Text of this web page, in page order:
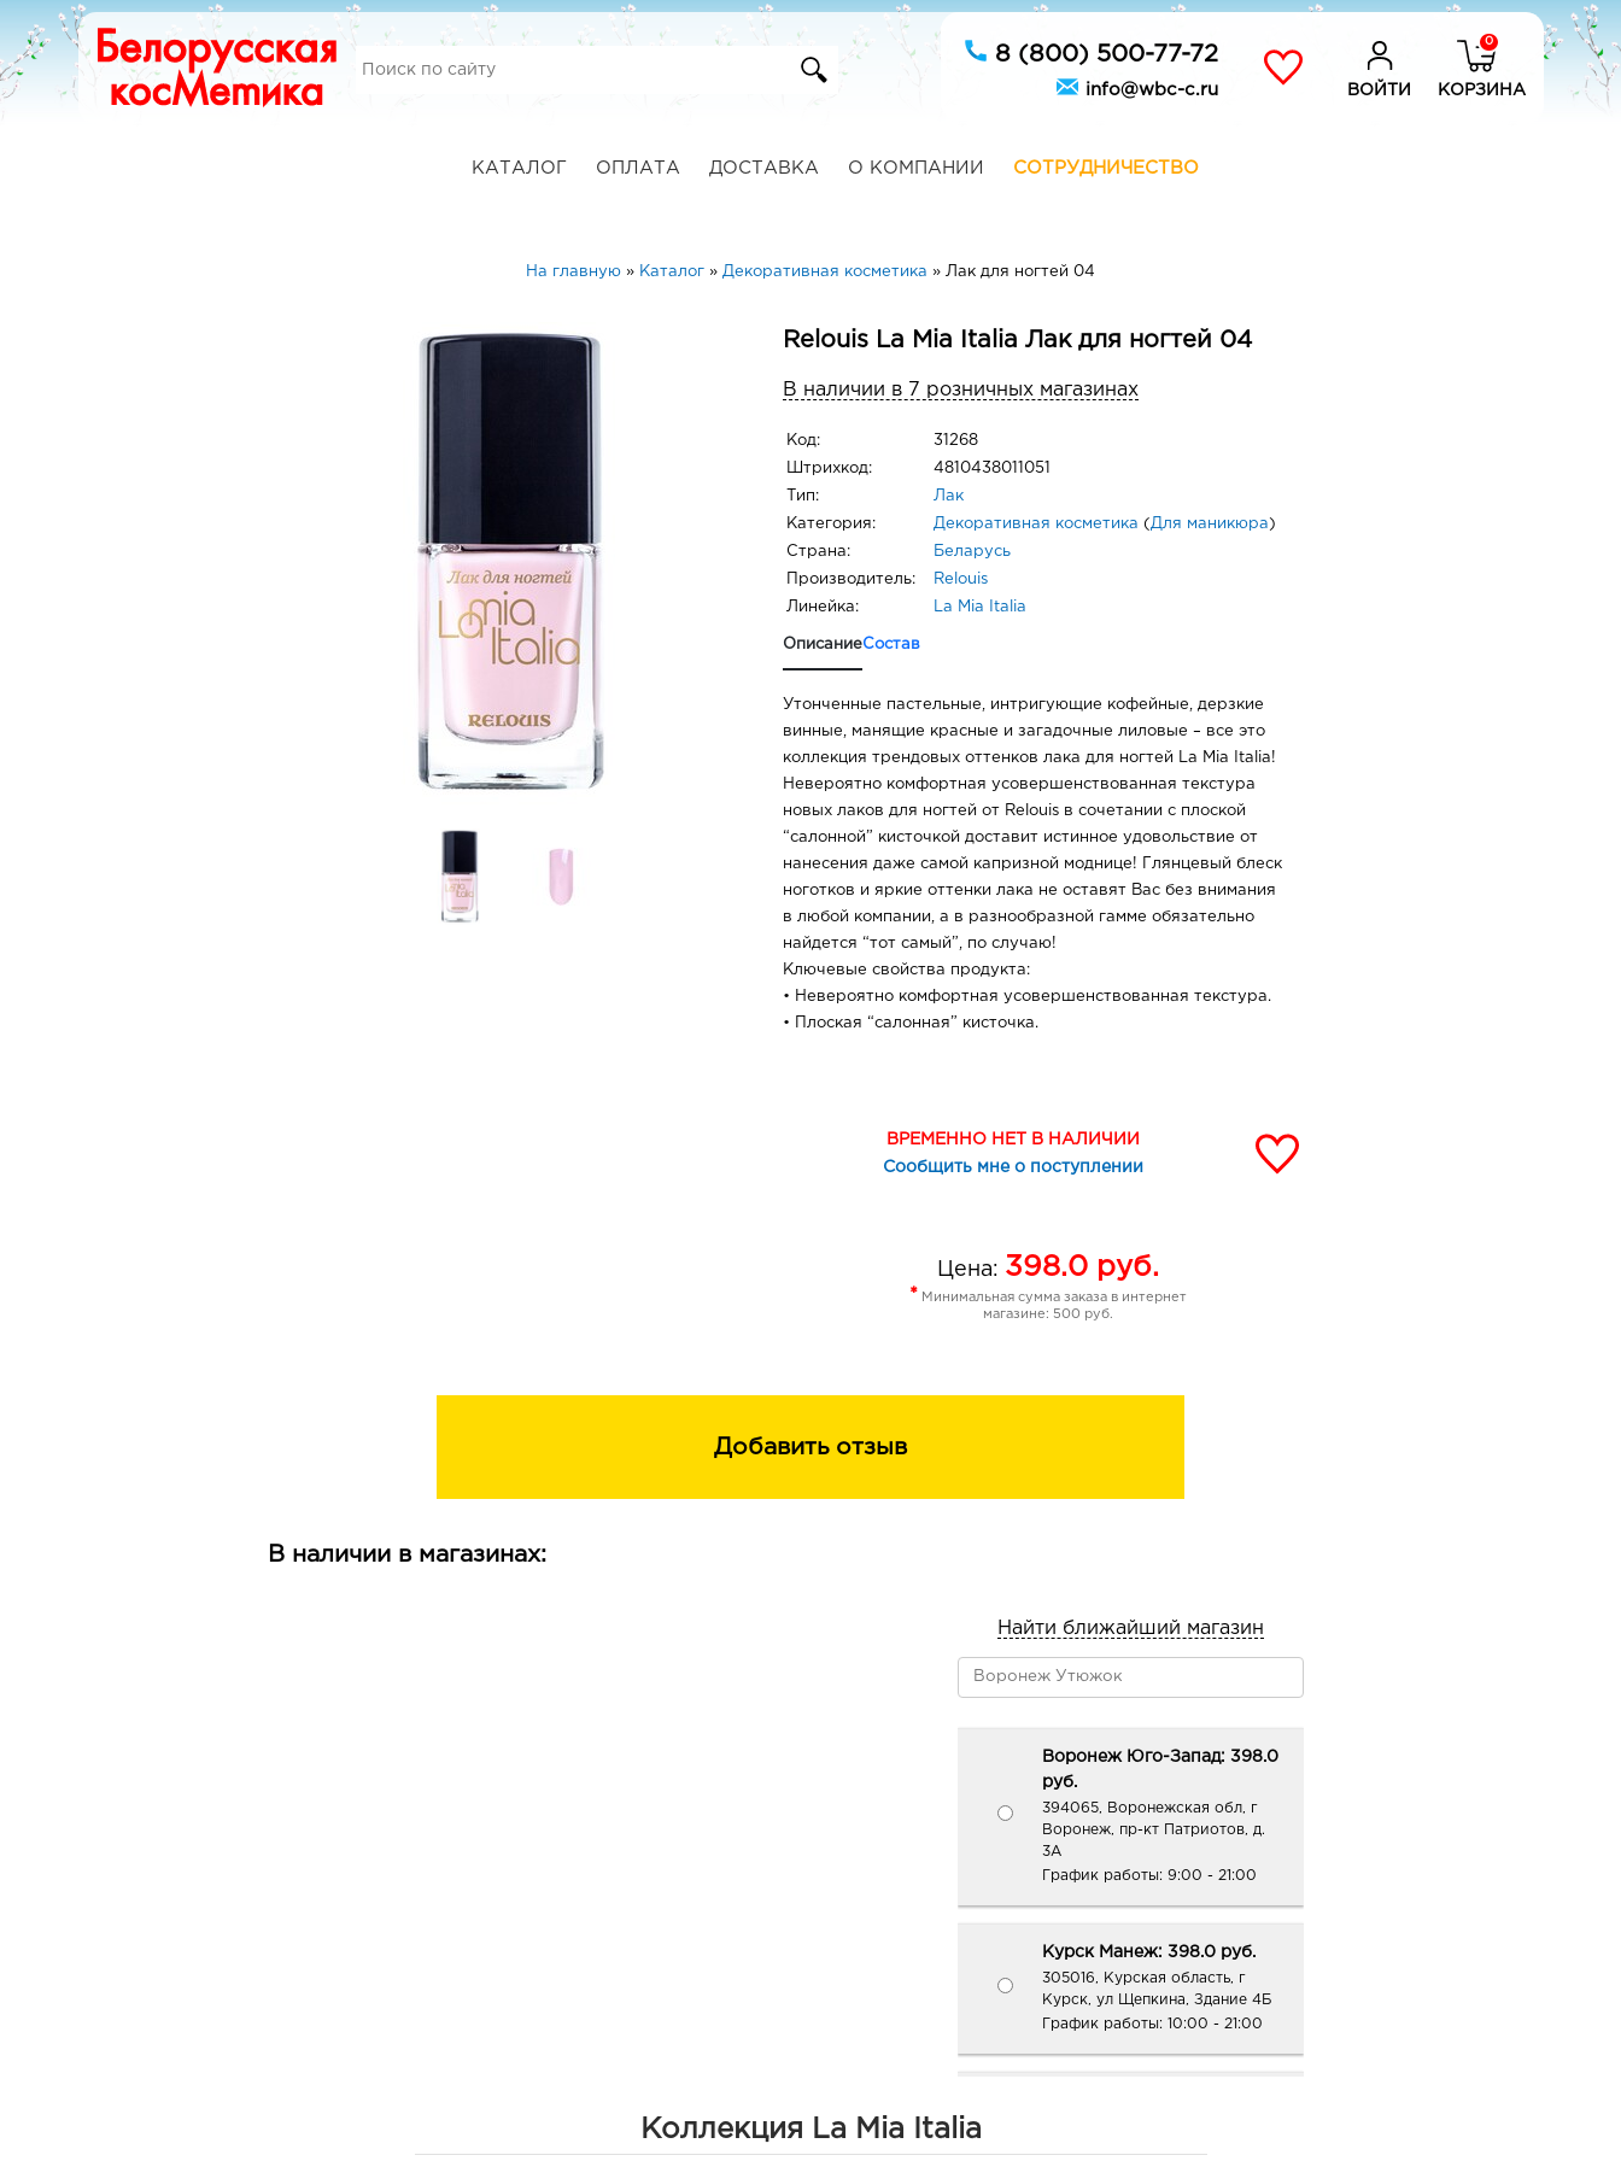
8 (800) 500-77-72
info@wbc-c.ru ВОЙТИ
0
КОРЗИНА
КАТАЛОГ ОПЛАТА ДОСТАВКА О КОМПАНИИ СОТРУДНИЧЕСТВО
На главную » Каталог » Декоративная косметика » Лак для ногтей 04
Relouis La Mia Italia Лак для ногтей 04
В наличии в 7 розничных магазинах
Код: 31268
Штрихкод: 4810438011051
Тип: Лак
Категория: Декоративная косметика ( Для маникюра )
Страна: Беларусь
Производитель: Relouis
Линейка: La Mia Italia
ОписаниеСостав
Утонченные пастельные, интригующие кофейные, дерзкие
винные, манящие красные и загадочные лиловые – все это
коллекция трендовых оттенков лака для ногтей La Mia Italia!
Невероятно комфортная усовершенствованная текстура
новых лаков для ногтей от Relouis в сочетании с плоской
“салонной” кисточкой доставит истинное удовольствие от
нанесения даже самой капризной моднице! Глянцевый блеск
ноготков и яркие оттенки лака не оставят Вас без внимания
в любой компании, а в разнообразной гамме обязательно
найдется “тот самый”, по случаю!
Ключевые свойства продукта:
• Невероятно комфортная усовершенствованная текстура.
• Плоская “салонная” кисточка.
• Разнообразная гамма.
ВРЕМЕННО НЕТ В НАЛИЧИИ
Сообщить мне о поступлении
Цена: 398.0 руб.
* Минимальная сумма заказа в интернет
магазине: 500 руб.
Добавить отзыв
В наличии в магазинах:
Найти ближайший магазин
Воронеж Юго-Запад: 398.0
руб.
394065, Воронежская обл, г
Воронеж, пр-кт Патриотов, д.
3А
График работы: 9:00 - 21:00
Курск Манеж: 398.0 руб.
305016, Курская область, г
Курск, ул Щепкина, Здание 4Б
График работы: 10:00 - 21:00
344010, Ростовская область, г.о.
Коллекция La Mia Italia